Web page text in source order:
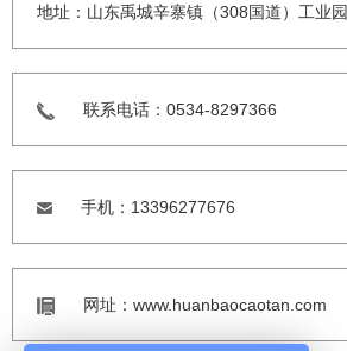
地址：山东禹城辛寨镇（308国道）工业园
联系电话：0534-8297366
手机：13396277676
网址：www.huanbaocaotan.com